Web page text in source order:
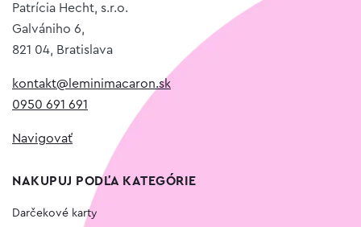
Patrícia Hecht, s.r.o.
Galvániho 6,
821 04, Bratislava
kontakt@leminimacaron.sk
0950 691 691
Navigovať
NAKUPUJ PODĽA KATEGÓRIE
Darčekové karty